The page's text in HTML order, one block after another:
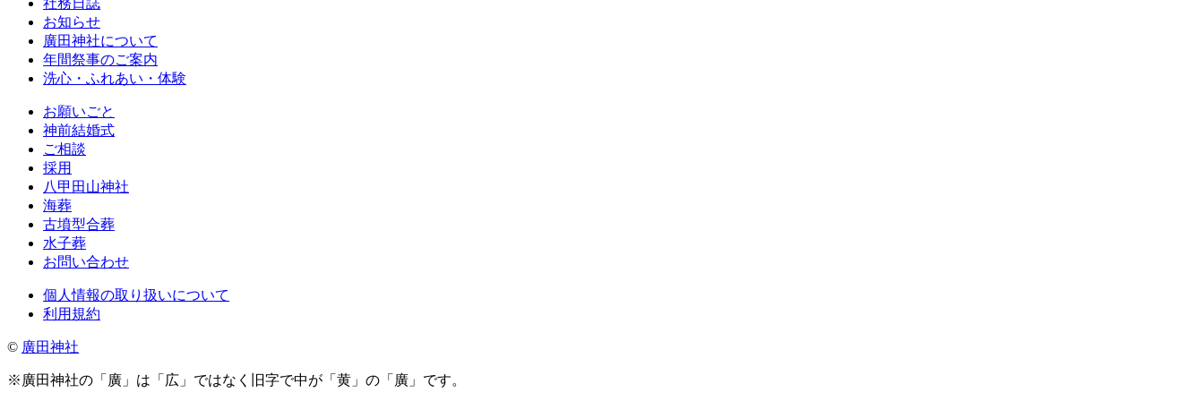
社務日誌
お知らせ
廣田神社について
年間祭事のご案内
洗心・ふれあい・体験
お願いごと
神前結婚式
ご相談
採用
八甲田山神社
海葬
古墳型合葬
水子葬
お問い合わせ
個人情報の取り扱いについて
利用規約
© 廣田神社
※廣田神社の「廣」は「広」ではなく旧字で中が「黄」の「廣」です。